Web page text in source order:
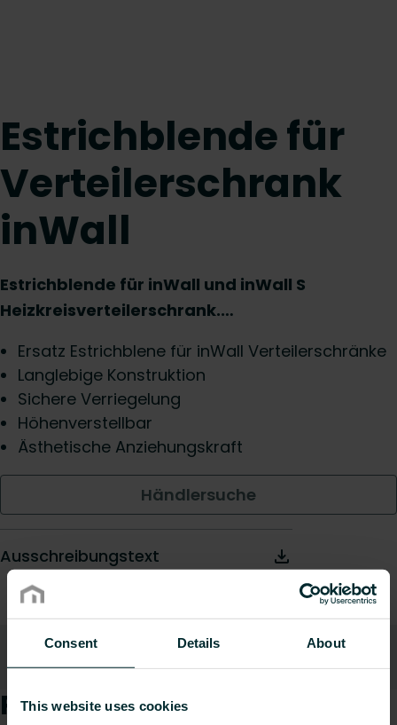
Consent Details About
This website uses cookies
Estrichblende für
Verteilerschrank
inWall
Estrichblende für inWall und inWall S
Heizkreisverteilerschrank.…
Ersatz Estrichblene für inWall Verteilerschränke
Langlebige Konstruktion
Sichere Verriegelung
Höhenverstellbar
Ästhetische Anziehungskraft
Händlersuche
Ausschreibungstext
Produktbeschreibung